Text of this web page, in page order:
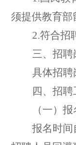
须提供教育部
2.符合招
三、招聘
具体招聘
四、招聘
（一）报
报名时间